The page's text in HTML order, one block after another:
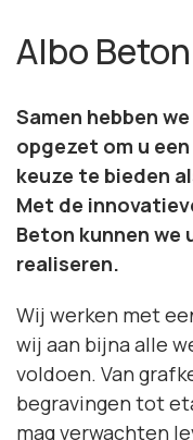
Albo
Samen hebben
opgezet om u
keuze te bieden
Met de
Beton kunnen we
realiseren.
Wij werken met
wij aan bijna alle
voldoen. Van
begravingen tot
mag verwachten